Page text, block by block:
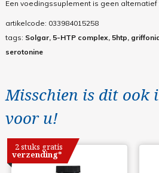
Een voedingssuplement is geen
artikelcode: 033984015258
tags: Solgar, 5-HTP complex, 5htp,
serotonine
Misschien is dit ook
voor u!
2 stuks gratis
verzending*